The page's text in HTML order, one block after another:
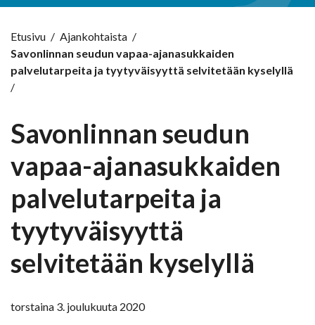
Etusivu / Ajankohtaista /
Savonlinnan seudun vapaa-ajanasukkaiden
palvelutarpeita ja tyytyväisyyttä selvitetään kyselyllä
/
Savonlinnan seudun
vapaa-ajanasukkaiden
palvelutarpeita ja
tyytyväisyyttä
selvitetään kyselyllä
torstaina 3. joulukuuta 2020